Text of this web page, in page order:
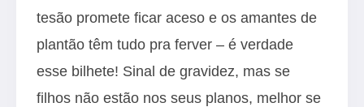
tesão promete ficar aceso e os amantes de
plantão têm tudo pra ferver – é verdade
esse bilhete! Sinal de gravidez, mas se
filhos não estão nos seus planos, melhor se